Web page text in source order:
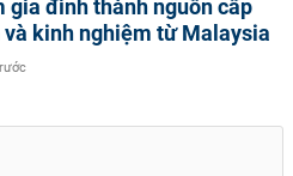
gia đình thành nguồn cấp
và kinh nghiệm từ Malaysia